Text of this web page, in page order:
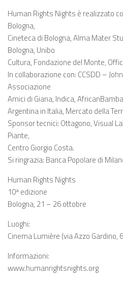
Human Rights Nights è realizzato
Bologna,
Cineteca di Bologna, Alma Mater
Bologna, Unibo
Cultura, Fondazione del Monte,
In collaborazione con: CCSDD –
Associazione
Amici di Giana, Indica,
Argentina in Italia, Mercato della
Sponsor tecnici: Ottagono, Visual
Piante,
Centro Giorgio Costa.
Si ringrazia: Banca Popolare di
Human Rights Nights
10ª edizione
Bologna, 21 – 26 ottobre
Luoghi:
Cinema Lumière (via Azzo Gardino,
Informazioni:
www.humanrightsnights.org